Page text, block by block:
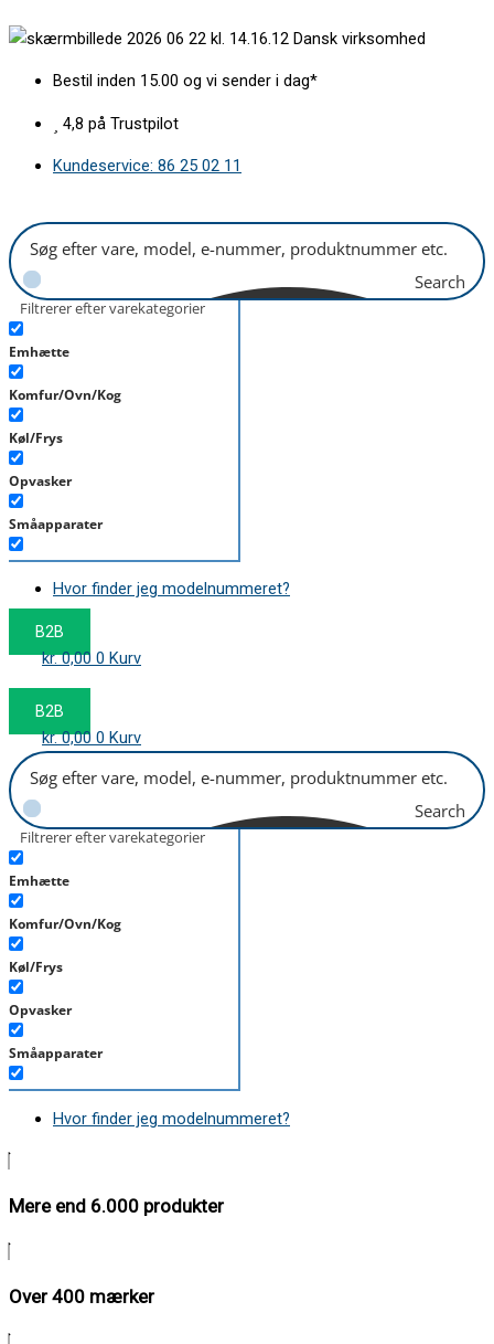
til
Dansk virksomhed
Bestil inden 15.00 og vi sender i dag*
4,8 på Trustpilot
Kundeservice: 86 25 02 11
Search
Filtrerer efter varekategorier
Emhætte
Komfur/Ovn/Kog
Køl/Frys
Opvasker
Småapparater
Støvsuger
Tørretumbler
Tilbehør/Plejemidler
Hvor finder jeg modelnummeret?
B2B
kr.0,00 0 Kurv
B2B
kr.0,00 0 Kurv
Search
Filtrerer efter varekategorier
Emhætte
Komfur/Ovn/Kog
Køl/Frys
Opvasker
Småapparater
Støvsuger
Hvor finder jeg modelnummeret?
Mere end 6.000 produkter
Over 400 mærker
kurv
Vølund
antal